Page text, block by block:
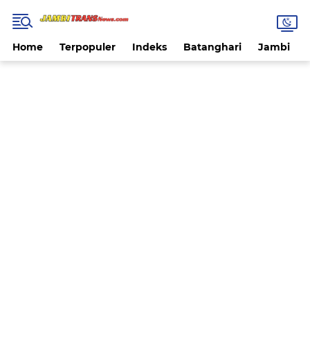
Home Terpopuler Indeks Batanghari Jambi